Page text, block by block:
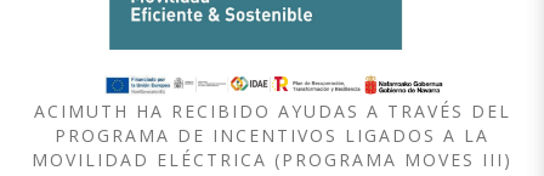
ACIMUTH HA RECIBIDO AYUDAS A TRAVÉS DEL
PROGRAMA DE INCENTIVOS LIGADOS A LA
MOVILIDAD ELÉCTRICA (PROGRAMA MOVES III)